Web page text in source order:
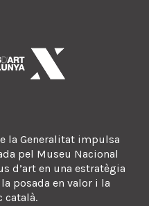
la Generalitat impulsa
pel Museu Nacional
d’art en una estratègia
posada en valor i la